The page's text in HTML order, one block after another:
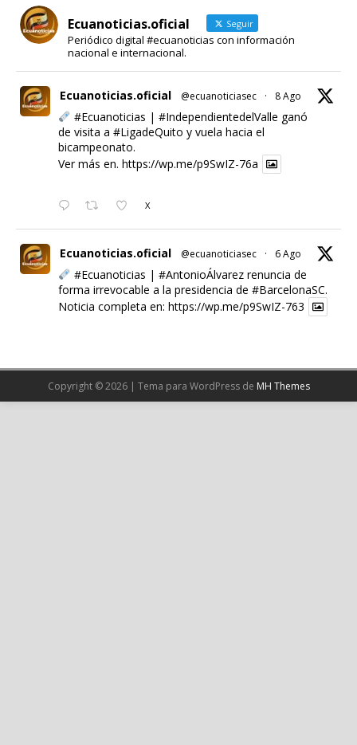
Ecuanoticias.oficial Seguir
Periódico digital #ecuanoticias con información
nacional e internacional.
Ecuanoticias.oficial @ecuanoticiasec · 8 Ago
#Ecuanoticias | #IndependientedelValle ganó
de visita a #LigadeQuito y vuela hacia el
bicampeonato.
Ver más en. https://wp.me/p9SwIZ-76a
X
Ecuanoticias.oficial @ecuanoticiasec · 6 Ago
#Ecuanoticias | #AntonioÁlvarezrenuncia de
forma irrevocable a la presidencia de #BarcelonaSC.
Noticia completa en: https://wp.me/p9SwIZ-763
Cargar más
Copyright © 2026 | Tema para WordPress de MH Themes